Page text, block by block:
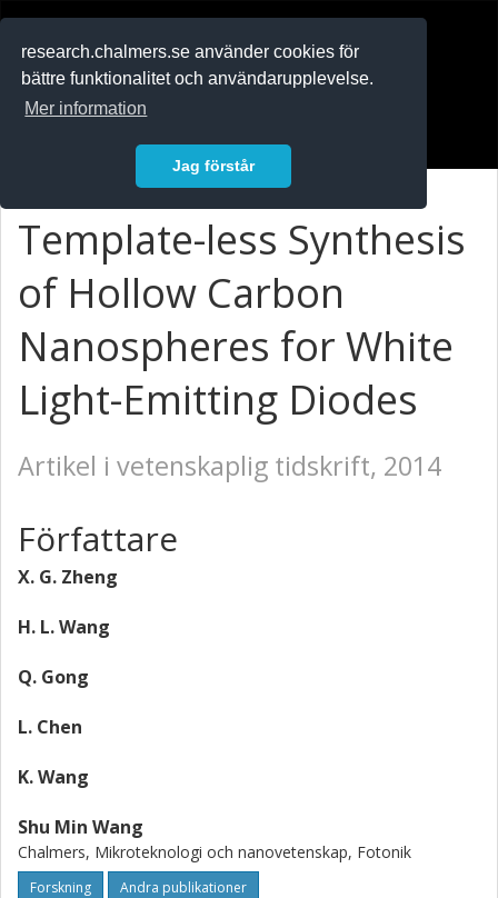
research.chalmers.se använder cookies för
bättre funktionalitet och användarupplevelse.
Mer information
Jag förstår
Template-less Synthesis
of Hollow Carbon
Nanospheres for White
Light-Emitting Diodes
Artikel i vetenskaplig tidskrift, 2014
Författare
X. G. Zheng
H. L. Wang
Q. Gong
L. Chen
K. Wang
Shu Min Wang
Chalmers, Mikroteknologi och nanovetenskap, Fotonik
Forskning Andra publikationer